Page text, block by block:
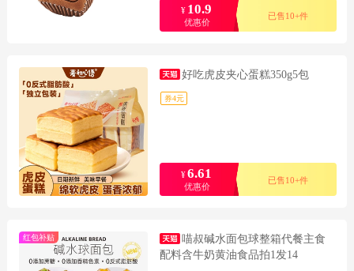
¥ 10.9
优惠价
已售10+件
好吃虎皮夹心蛋糕350g5包
券4元
¥ 6.61
优惠价
已售10+件
红包补贴
喵叔碱水面包球整箱代餐主食
配料含牛奶黄油食品拍1发14